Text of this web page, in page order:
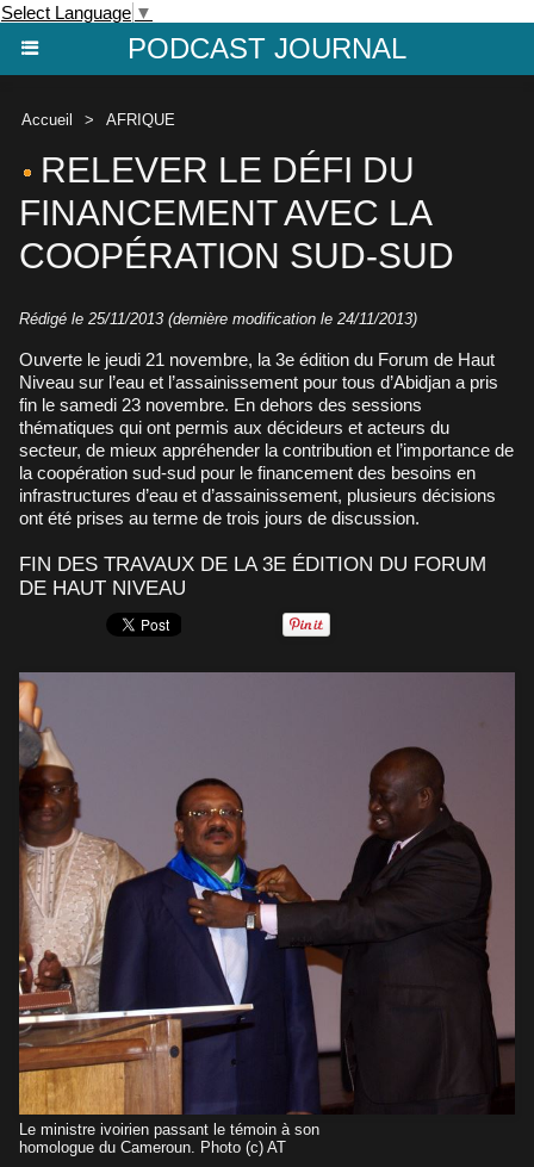
Select Language ▼
PODCAST JOURNAL
Accueil > AFRIQUE
RELEVER LE DÉFI DU
FINANCEMENT AVEC LA
COOPÉRATION SUD-SUD
Rédigé le 25/11/2013 (dernière modification le 24/11/2013)
Ouverte le jeudi 21 novembre, la 3e édition du Forum de Haut
Niveau sur l’eau et l’assainissement pour tous d’Abidjan a pris
fin le samedi 23 novembre. En dehors des sessions
thématiques qui ont permis aux décideurs et acteurs du
secteur, de mieux appréhender la contribution et l’importance de
la coopération sud-sud pour le financement des besoins en
infrastructures d’eau et d’assainissement, plusieurs décisions
ont été prises au terme de trois jours de discussion.
FIN DES TRAVAUX DE LA 3E ÉDITION DU FORUM
DE HAUT NIVEAU
Le ministre ivoirien passant le témoin à son
homologue du Cameroun. Photo (c) AT